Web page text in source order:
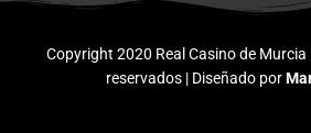
Copyright 2020 Real Casino de Murcia
reservados | Diseñado por